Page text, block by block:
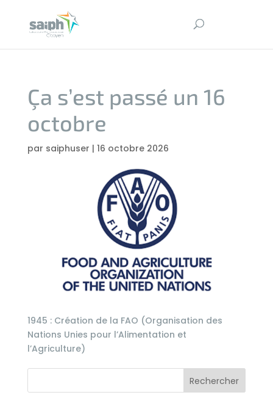
Ça s’est passé un 16
octobre
par saiphuser | 16 octobre 2026
1945 : Création de la FAO (Organisation des
Nations Unies pour l’Alimentation et
l’Agriculture)
Rechercher